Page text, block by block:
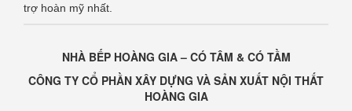
trợ hoàn mỹ nhất.
NHÀ BẾP HOÀNG GIA – CÓ TÂM & CÓ TẦM
CÔNG TY CỔ PHẦN XÂY DỰNG VÀ SẢN XUẤT NỘI THẤT
HOÀNG GIA